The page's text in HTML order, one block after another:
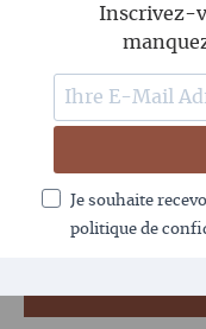
Inscrivez-
Je souhaite
politique de
SUIS-NOUS
LE CAFÉ AIME